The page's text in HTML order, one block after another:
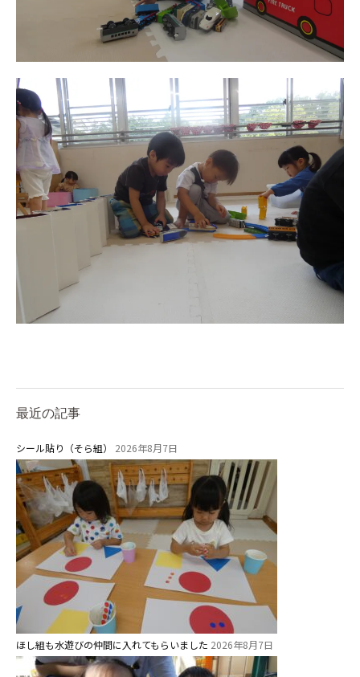
最近の記事
シール貼り（そら組） 2026年8月7日
ほし組も水遊びの仲間に入れてもらいました 2026年8月7日
2歳児ひとり登園［ゆず組 ]
グループ施設・
関係先リンク
学校法⼈鴨⾕学園 鳳幼稚園
学校法⼈諏訪森学園 諏訪森幼稚
園
⼤阪府私⽴幼稚園連盟
社会福祉法人野田福祉会